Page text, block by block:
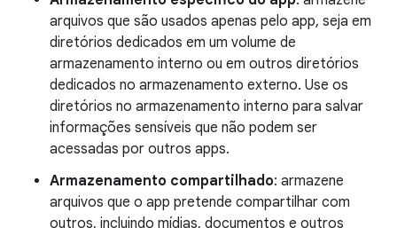
arquivos que são usados apenas pelo app, seja em
diretórios dedicados em um volume de
armazenamento interno ou em outros diretórios
dedicados no armazenamento externo. Use os
diretórios no armazenamento interno para salvar
informações sensíveis que não podem ser
acessadas por outros apps.
Armazenamento compartilhado: armazene
arquivos que o app pretende compartilhar com
outros, incluindo mídias, documentos e outros